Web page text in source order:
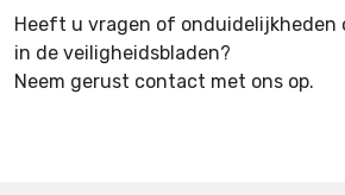
Heeft u vragen of onduidelijkheden
in de veiligheidsbladen?
Neem gerust contact met ons op.